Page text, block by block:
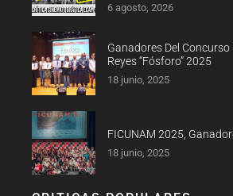
6 agosto, 2026
Ganadores Del
Reyes “Fósforo” 2025
18 junio, 2025
FICUNAM 2025,
18 junio, 2025